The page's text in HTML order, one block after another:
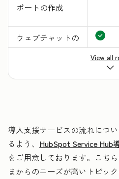
ポートの作成
ウェブチャットの
実装
Eメールやチャッ
顧客が自分で問題
を解決できるナレ
ッジベースの構築
View all
導入支援サービスの流れにつ
るよう、 HubSpot Service Hub
をご用意しております。こち
まからのニーズが高いトピッ